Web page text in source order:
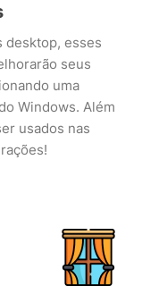
desktop, esses
seus
uma
Windows. Além
usados nas